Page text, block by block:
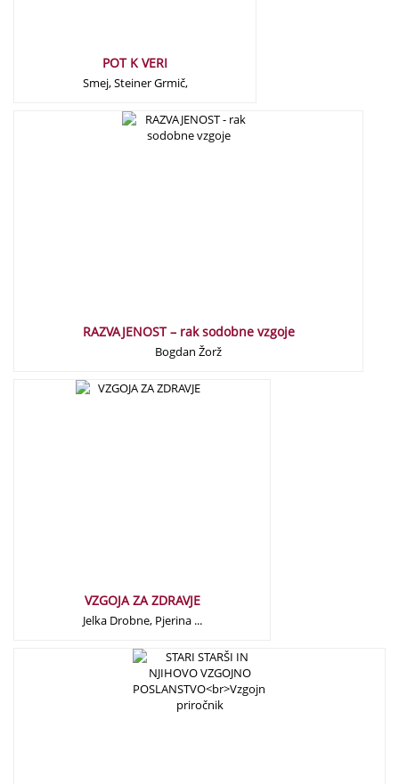
POT K VERI
Smej, Steiner Grmič,
RAZVAJENOST – rak sodobne vzgoje
Bogdan Žorž
15,00 €
VZGOJA ZA ZDRAVJE
Jelka Drobne, Pjerina ...
15,00 €